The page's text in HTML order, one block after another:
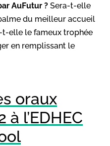
AuFutur ? Sera-t-elle
du meilleur accueil
t-elle le fameux trophée
en remplissant le
oraux
l’EDHEC